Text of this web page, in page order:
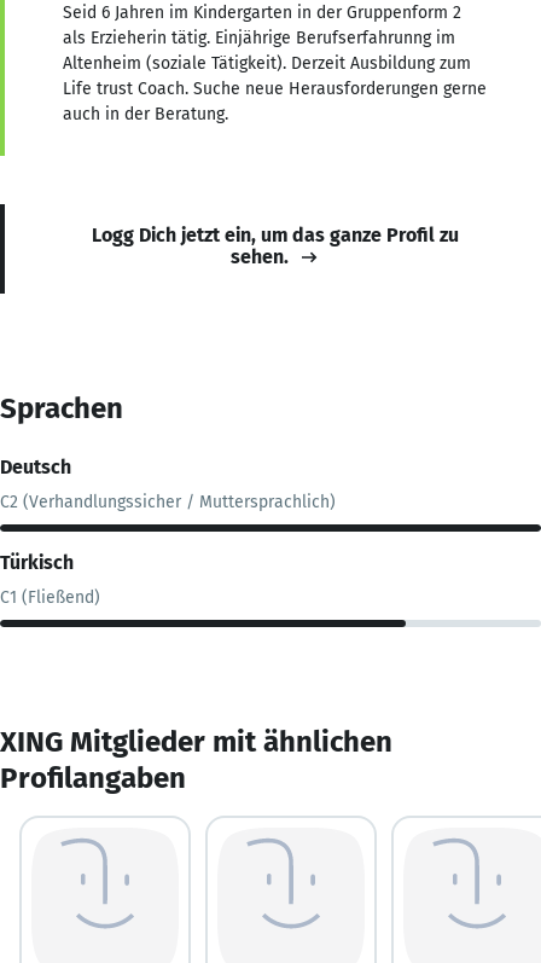
Seid 6 Jahren im Kindergarten in der Gruppenform 2
als Erzieherin tätig. Einjährige Berufserfahrunng im
Altenheim (soziale Tätigkeit). Derzeit Ausbildung zum
Life trust Coach. Suche neue Herausforderungen gerne
auch in der Beratung.
Logg Dich jetzt ein, um das ganze Profil zu
sehen.
Sprachen
Deutsch
C2 (Verhandlungssicher / Muttersprachlich)
Türkisch
C1 (Fließend)
XING Mitglieder mit ähnlichen
Profilangaben